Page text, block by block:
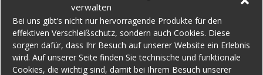
verwalten
Bei uns gibt’s nicht nur hervorragende Produkte für den
effektiven Verschleißschutz, sondern auch Cookies. Diese
sorgen dafür, dass Ihr Besuch auf unserer Website ein Erlebnis
wird. Auf unserer Seite finden Sie technische und funktionale
Cookies, die wichtig sind, damit bei Ihrem Besuch unserer